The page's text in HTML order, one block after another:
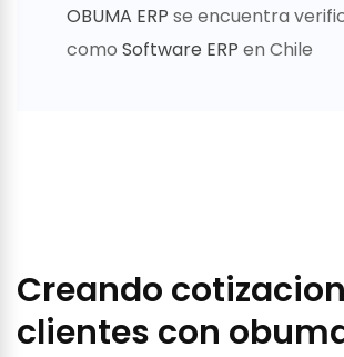
OBUMA ERP se encuentra
como Software ERP en Chile
Creando
clientes con